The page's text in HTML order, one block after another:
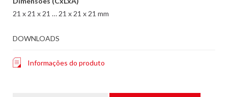
21 x 21 x 21 … 21 x 21 x 21 mm
DOWNLOADS
Informações do produto